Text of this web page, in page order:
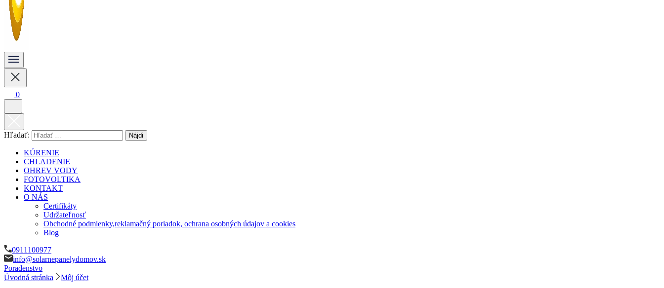
solarnepanelydomov.sk
Vykurovanie, chladenie, ohrev vody a fotovoltika
0
Hľadať:
KÚRENIE
CHLADENIE
OHREV VODY
FOTOVOLTIKA
KONTAKT
O NÁS
Certifikáty
Udržateľnosť
Obchodné podmienky,reklamačný poriadok, ochrana osobných údajov a cookies
Blog
0911100977
info@solarnepanelydomov.sk
Poradenstvo
Úvodná stránka
Môj účet